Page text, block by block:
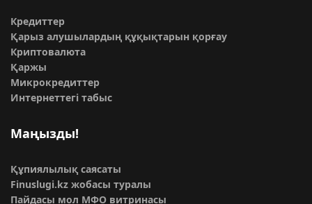
Кредиттер
Қарыз алушылардың құқықтарын қорғау
Криптовалюта
Қаржы
Микрокредиттер
Интернеттегі табыс
Маңызды!
Құпиялылық саясаты
Finuslugi.kz жобасы туралы
Пайдасы мол МФО витринасы